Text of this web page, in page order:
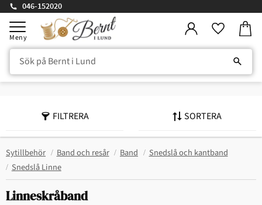
Meny
046-152020
Sytillbehör Band och resår Band
Snedslå och kantband
Snedslå Linne
Linneskråband
FILTRERA SORTERA